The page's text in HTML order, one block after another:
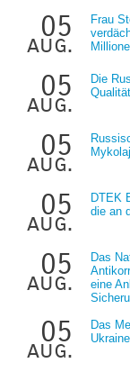
05
aug.
Frau
05
aug.
Die
05
aug.
05
aug.
DTEK
die an
05
aug.
Das
eine
05
aug.
Das